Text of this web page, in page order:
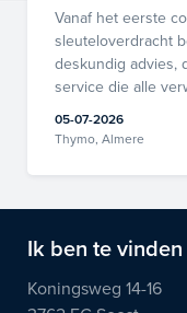
Vanaf het eerste
sleuteloverdracht
deskundig advies,
service die alle
05-07-2026
Thymo, Almere
Ik ben te vinden
Koningsweg 14-16